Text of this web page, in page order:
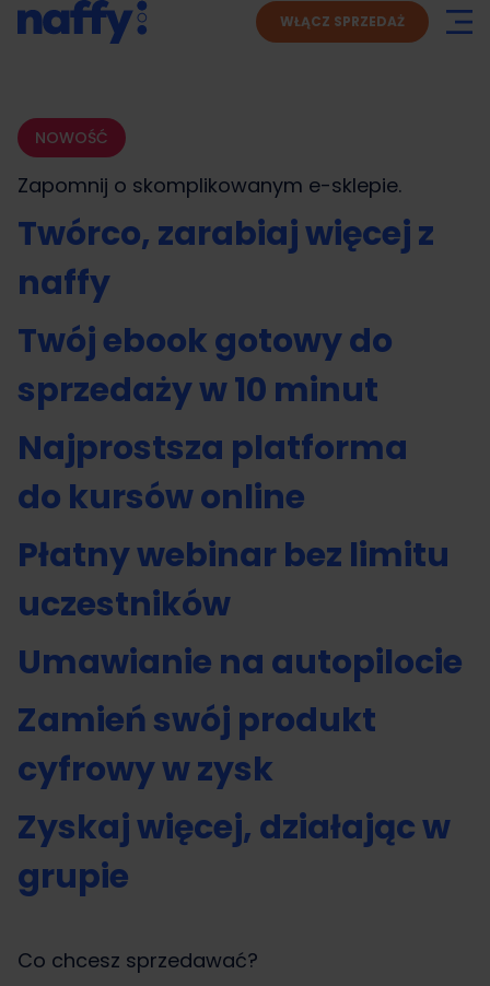
WŁĄCZ SPRZEDAŻ
NOWOŚĆ
Zapomnij o skomplikowanym e-sklepie.
Twórco, zarabiaj więcej z
naffy
Twój ebook gotowy do
sprzedaży w 10 minut
Najprostsza platforma
do kursów online
Płatny webinar bez limitu
uczestników
Umawianie na autopilocie
Zamień swój produkt
cyfrowy w zysk
Zyskaj więcej, działając w
grupie
Co chcesz sprzedawać?